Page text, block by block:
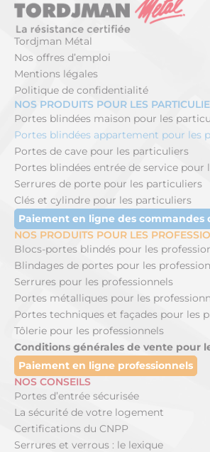
Tordjman Métal
Nos offres d’emploi
Mentions légales
Politique de confidentialité
NOS PRODUITS POUR LES
Portes blindées maison pour les
Portes blindées appartement pour les
Portes de cave pour les particuliers
Portes blindées entrée de service pour
Serrures de porte pour les particuliers
Clés et cylindre pour les particuliers
Paiement en ligne des commandes
NOS PRODUITS POUR LES
Blocs-portes blindés pour les
Blindages de portes pour les
Serrures pour les professionnels
Portes métalliques pour les
Portes techniques et façades pour les
Tôlerie pour les professionnels
Conditions générales de vente pour
Paiement en ligne professionnels
NOS CONSEILS
Portes d’entrée sécurisée
La sécurité de votre logement
Certifications du CNPP
Serrures et verrous : le lexique